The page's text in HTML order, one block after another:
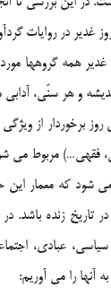
غدیر در روایات
غدیر همه گروهها
و هر سنّی،
روز برخوردار از
فقهی…) مربوط می
شود که معمار
تاریخ زنده باشد.
عبادی،
آنها را می آوریم: